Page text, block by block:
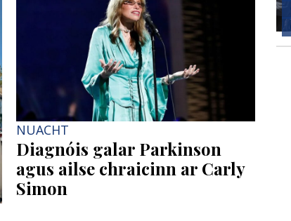
NUACHT
Diagnóis galar Parkinson
agus ailse chraicinn ar Carly
Simon